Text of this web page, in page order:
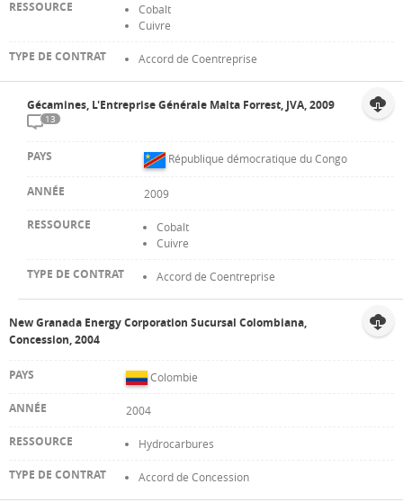
Cobalt
Cuivre
Accord de Coentreprise
Gécamines, L'Entreprise Générale Malta Forrest, JVA, 2009
13
République démocratique du Congo
2009
Cobalt
Cuivre
Accord de Coentreprise
New Granada Energy Corporation Sucursal Colombiana,
Concession, 2004
Colombie
2004
Hydrocarbures
Accord de Concession